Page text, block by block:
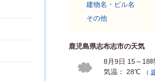
建物名・ビル名
その他
鹿児島県志布志市の天気
8月9日 15～18
気温： 28℃
（